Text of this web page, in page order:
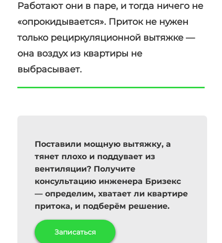
Работают они в паре, и тогда ничего не
«опрокидывается». Приток не нужен
только рециркуляционной вытяжке —
она воздух из квартиры не
выбрасывает.
Поставили мощную вытяжку, а
тянет плохо и поддувает из
вентиляции? Получите
консультацию инженера Бризекс
— определим, хватает ли квартире
притока, и подберём решение.
Записаться